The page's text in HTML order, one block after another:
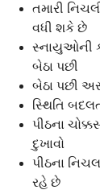
તમારી
વધી શકે છે
સ્નાયુઓની
બેઠા પછી
બેઠા પછી
સ્થિતિ
પીઠના
દુખાવો
પીઠના
રહે છે